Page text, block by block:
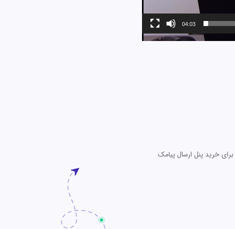
04:03
برای خرید پنل ارسال پیامک